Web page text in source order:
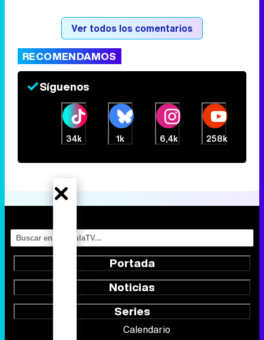
Ver todos los comentarios
RECOMENDAMOS
Síguenos
34k 1k 6,4k 258k
Portada
Noticias
Series
Calendario